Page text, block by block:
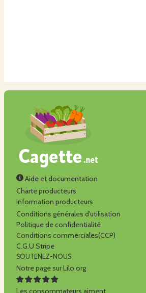
Aide et documentation
Charte producteurs
Information producteurs
Conditions générales d'utilisation
Politique de confidentialité
Conditions commerciales(CCP)
C.G.U Stripe
SOUTENEZ-NOUS
Notre page sur Lilo.org
Les consommateurs aiment